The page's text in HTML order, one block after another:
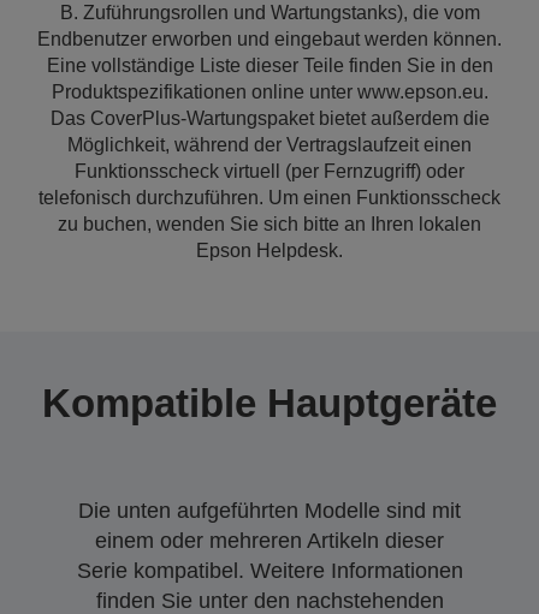
B. Zuführungsrollen und Wartungstanks), die vom
Endbenutzer erworben und eingebaut werden können.
Eine vollständige Liste dieser Teile finden Sie in den
Produktspezifikationen online unter www.epson.eu.
Das CoverPlus-Wartungspaket bietet außerdem die
Möglichkeit, während der Vertragslaufzeit einen
Funktionsscheck virtuell (per Fernzugriff) oder
telefonisch durchzuführen. Um einen Funktionsscheck
zu buchen, wenden Sie sich bitte an Ihren lokalen
Epson Helpdesk.
Kompatible Hauptgeräte
Die unten aufgeführten Modelle sind mit
einem oder mehreren Artikeln dieser
Serie kompatibel. Weitere Informationen
finden Sie unter den nachstehenden